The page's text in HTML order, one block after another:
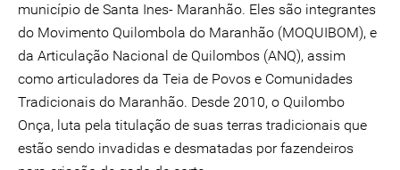
município de Santa Ines- Maranhão. Eles são integrantes
do Movimento Quilombola do Maranhão (MOQUIBOM), e
da Articulação Nacional de Quilombos (ANQ), assim
como articuladores da Teia de Povos e Comunidades
Tradicionais do Maranhão. Desde 2010, o Quilombo
Onça, luta pela titulação de suas terras tradicionais que
estão sendo invadidas e desmatadas por fazendeiros